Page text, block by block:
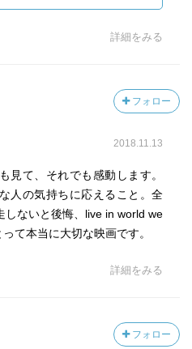
。多数居たのに全くクローズ
演出したりするシーンや練習
てないせいか薄っぺらさしか
物達と温度差が生まれた部分
よね？存在隠されて「君らは
辺り
胆したバーナムを皆が励まし
前向き・仲間・家族感出して
関係築いた流れが描かれて無
詳細をみる
フォロー
2018.11.13
見て、それでも感動します。
人の気持ちに応えること。全
しないと後悔、live in world we
て本当に大切な映画です。
詳細をみる
フォロー